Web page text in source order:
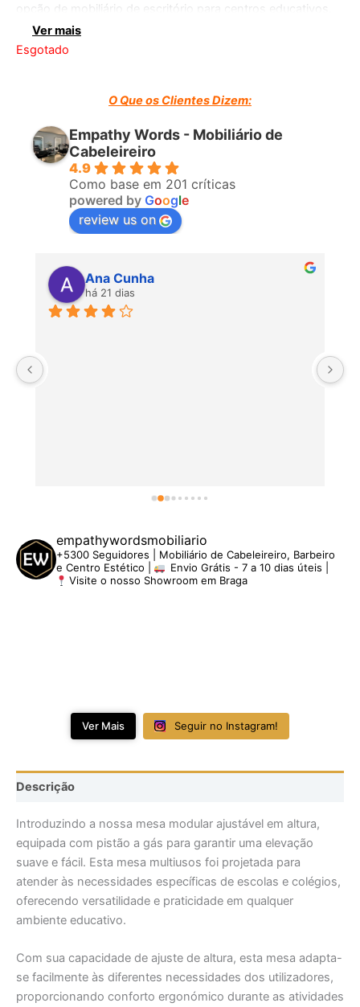
opção de mobiliário de escritório para centros educativos,
garantindo durabilidade e estilo.
promovendo um ambiente propício ao crescimento e
desenvolvimento dos estudantes.
Ver mais
Esgotado
O Que os Clientes Dizem:
Empathy Words - Mobiliário de
Cabeleireiro
4.9
Como base em 201 críticas
powered by Google
review us on
Ana Cunha
há 21 dias
empathywordsmobiliario
+5300 Seguidores | Mobiliário de Cabeleireiro, Barbeiro
e Centro Estético |
Envio Grátis - 7 a 10 dias úteis |
Visite o nosso Showroom em Braga
Ver Mais Seguir no Instagram!
Descrição
Introduzindo a nossa mesa modular ajustável em altura,
equipada com pistão a gás para garantir uma elevação
suave e fácil. Esta mesa multiusos foi projetada para
atender às necessidades específicas de escolas e colégios,
oferecendo versatilidade e praticidade em qualquer
ambiente educativo.
Com sua capacidade de ajuste de altura, esta mesa adapta-
se facilmente às diferentes necessidades dos utilizadores,
proporcionando conforto ergonómico durante as atividades